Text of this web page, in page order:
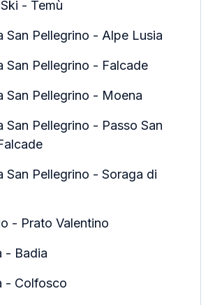
- Temù
San Pellegrino - Alpe Lusia
San Pellegrino - Falcade
San Pellegrino - Moena
San Pellegrino - Passo San
San Pellegrino - Soraga di
- Prato Valentino
- Badia
- Colfosco